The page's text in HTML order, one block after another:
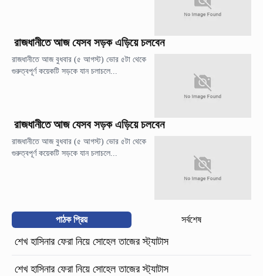
রাজধানীতে আজ যেসব সড়ক এড়িয়ে চলবেন
রাজধানীতে আজ বুধবার (৫ আগস্ট) ভোর ৫টা থেকে
গুরুত্বপূর্ণ কয়েকটি সড়কে যান চলাচলে...
রাজধানীতে আজ যেসব সড়ক এড়িয়ে চলবেন
রাজধানীতে আজ বুধবার (৫ আগস্ট) ভোর ৫টা থেকে
গুরুত্বপূর্ণ কয়েকটি সড়কে যান চলাচলে...
পাঠক প্রিয় সর্বশেষ
শেখ হাসিনার ফেরা নিয়ে সোহেল তাজের স্ট্যাটাস
শেখ হাসিনার ফেরা নিয়ে সোহেল তাজের স্ট্যাটাস